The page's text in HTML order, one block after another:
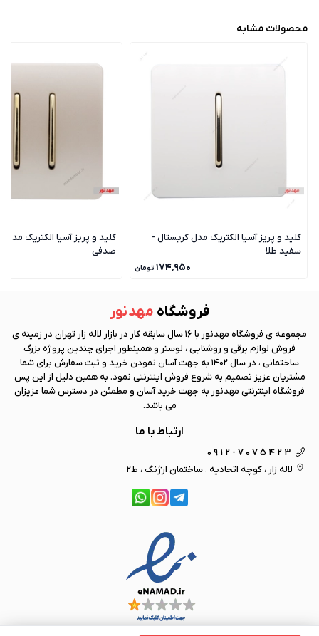
محصولات مشابه
کلید و پریز آسیا الکتریک مدل کریستال -
سفید طلا
۱۷۴٬۹۵۰ تومان
کلید و پریز آسیا الکتریک مدل
صدفی
فروشگاه مهد نور
مجموعه ی فروشگاه مهد نور
با 16 سال سابقه کار در بازار لاله زار تهران در زمینه ی
فروش لوازم برقی و روشنایی ، لوستر و همینطور اجرای چندین پروژه بزرگ
ساختمانی ، در سال 1402 به جهت آسان نمودن خرید و ثبت سفارش برای شما
مشتریان عزیز تصمیم به شروع فروش اینترنتی نمود. به همین دلیل از این پس
فروشگاه اینترنتی مهد نور به جهت خرید آسان و مطمئن در دسترس شما عزیزان
می باشد.
ارتباط با ما
0912-7075423
لاله زار ، کوچه اتحادیه ، ساختمان ارژنگ ، ط2